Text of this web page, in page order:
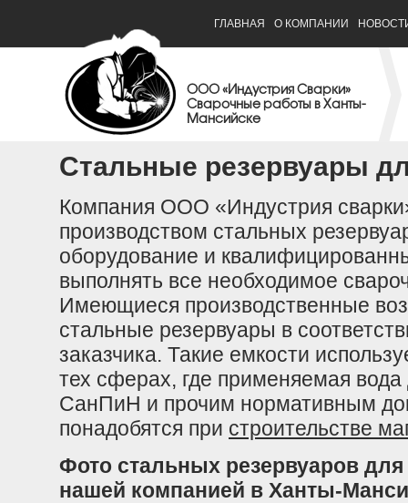
ГЛАВНАЯ О КОМПАНИИ
ООО «Индустрия Сварки»
Сварочные работы в Ханты-
Мансийске
Стальные резервуары
Компания ООО «Индустрия
производством стальных
оборудование и
выполнять все необходимое
Имеющиеся производственные
стальные резервуары в
заказчика. Такие емкости
тех сферах, где применяемая
СанПиН и прочим нормативным
понадобятся при строительстве
Фото стальных резервуаров
нашей компанией в Ханты-